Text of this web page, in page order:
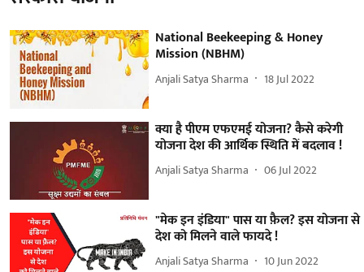
National Beekeeping & Honey
Mission (NBHM)
Anjali Satya Sharma 18 Jul 2022
क्या है पीएम एफएमई योजना? कैसे करेगी
योजना देश की आर्थिक स्थिति में बदलाव !
Anjali Satya Sharma 06 Jul 2022
"मेक इन इंडिया" पास या फ़ैल? इस योजना से
देश को मिलने वाले फायदे !
Anjali Satya Sharma 10 Jun 2022